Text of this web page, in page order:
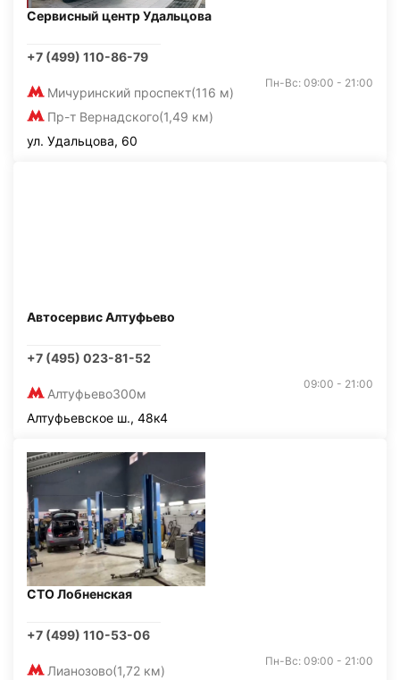
Сервисный центр Удальцова
+7 (499) 110-86-79
Мичуринский проспект(116 м)
Пр-т Вернадского(1,49 км)
Пн-Вс: 09:00 - 21:00
ул. Удальцова, 60
Автосервис Алтуфьево
+7 (495) 023-81-52
Алтуфьево300м
09:00 - 21:00
Алтуфьевское ш., 48к4
СТО Лобненская
+7 (499) 110-53-06
Лианозово(1,72 км)
Пн-Вс: 09:00 - 21:00